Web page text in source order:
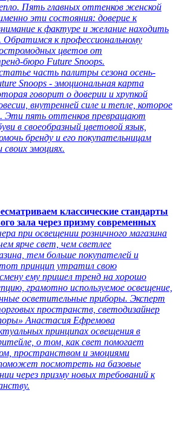
Пять главных оттенков женской
эти состояния: доверие к
к фактуре и желание находить
Обратимся к профессиональному
остромодных цветов от
бюро Future Snoops.
часть палитры сезона осень-
Snoops - эмоциональная карта
говорит о доверии и хрупкой
внутренней силе и тепле, которое
Эти пять оттенков превращают
в своеобразный цветовой язык,
бренду и его покупательницам
своих эмоциях.
классические стандарты
зала через призму современных
при освещении розничного магазина
ярче свет, чем светлее
тем больше покупателей и
принцип утратил свою
ему пришел тренд на хорошо
грамотно используемое освещение,
осветительные приборы. Эксперт
пространств, светодизайнер
Анастасия Ефремова
принципах освещения в
о том, как свет помогает
пространством и эмоциями
посмотреть на базовые
через призму новых требований к